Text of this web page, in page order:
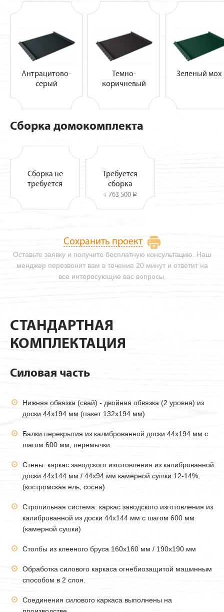
Антрацитово-
серый
Темно-
коричневый
Зеленый
Сборка домокомплекта
Сборка не
требуется
Требуется
сборка
+ 763 500 i
Оставьте заявку и получите бесплатную консультацию. Наш
менджер перезвонит вам в течение 20 минут и ответит на
все интересующие вас вопросы.
Сохранить проект
СТАНДАРТНАЯ
КОМПЛЕКТАЦИЯ
Силовая часть
Нижняя обвязка (свай) - двойная обвязка (2 уровня) из
доски 44х194 мм (пакет 132х194 мм)
Балки перекрытия из калиброванной доски 44х194 мм с
шагом 600 мм, перемычки
Стены: каркас заводского изготовления из калиброванной
доски 44х144 мм / 44х94 мм камерной сушки 12-14%,
(костромская ель, сосна)
Стропильная система: каркас заводского изготовления из
калиброванной из доски 44х144 мм с шагом 600 мм
(камерной сушки)
Столбы из клееного бруса 160х160 мм / 190х190 мм
Обработка силового каркаса огнебиозащитой машинным
способом в 2 слоя.
Соединения силового каркаса выполнены на